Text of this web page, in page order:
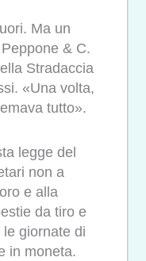
Ma un
& C.
Stradaccia
«Una volta,
tutto».
legge del
non a
e alla
da tiro e
giornate di
in moneta.